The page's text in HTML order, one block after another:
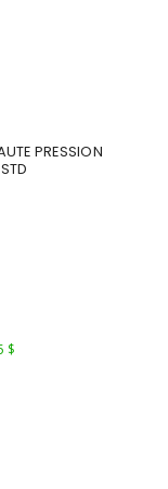
PRESSION
$